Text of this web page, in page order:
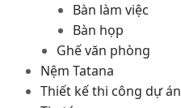
Bàn làm việc
Bàn họp
Ghế văn phòng
Nệm Tatana
Thiết kế thi công dự án